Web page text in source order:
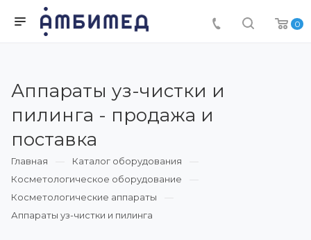
0
Аппараты уз-чистки и
пилинга - продажа и
поставка
Главная
Каталог оборудования
Косметологическое оборудование
Косметологические аппараты
Аппараты уз-чистки и пилинга